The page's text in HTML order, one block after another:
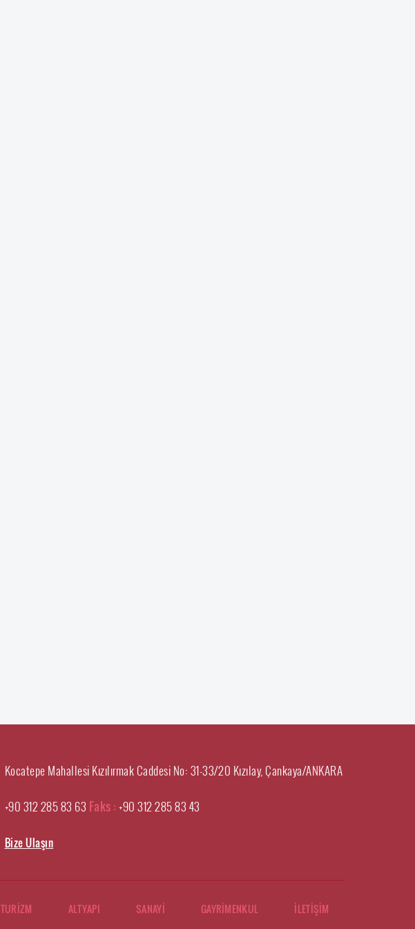
Kocatepe Mahallesi Kızılırmak Caddesi No: 31-33/20 Kızılay, Çankaya/ANKARA
+90 312 285 83 63 Faks :+90 312 285 83 43
Bize Ulaşın
TURİZM ALTYAPI SANAYİ GAYRİMENKUL İLETİŞİM